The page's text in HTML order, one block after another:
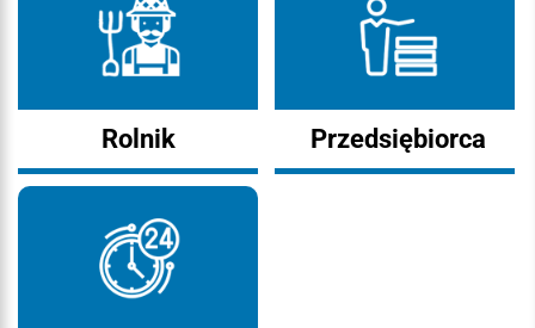
Rolnik Przedsiębiorca